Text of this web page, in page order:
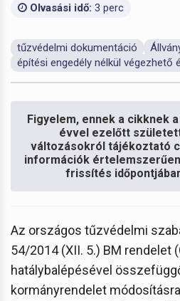
Olvasási idő: 3 perc
tűzvédelmi dokumentáció
építési engedély nélkül végezhető
Figyelem, ennek a cikknek
évvel ezelőtt
változásokról tájékoztató
információk
frissítés
Az országos tűzvédelmi
54/2014 (XII. 5.) BM rendelet
hatálybalépésével
kormányrendelet